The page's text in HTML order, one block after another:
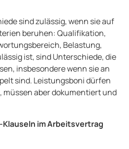
sind zulässig, wenn sie auf
beruhen: Qualifikation,
Belastung,
ist, sind Unterschiede, die
insbesondere wenn sie an
sind. Leistungsboni dürfen
müssen aber dokumentiert und
im Arbeitsvertrag